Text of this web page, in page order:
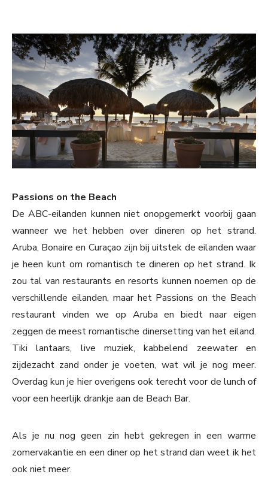
Passions on the Beach
De ABC-eilanden kunnen niet onopgemerkt voorbij gaan
wanneer we het hebben over dineren op het strand.
Aruba, Bonaire en Curaçao zijn bij uitstek de eilanden waar
je heen kunt om romantisch te dineren op het strand. Ik
zou tal van restaurants en resorts kunnen noemen op de
verschillende eilanden, maar het Passions on the Beach
restaurant vinden we op Aruba en biedt naar eigen
zeggen de meest romantische dinersetting van het eiland.
Tiki lantaars, live muziek, kabbelend zeewater en
zijdezacht zand onder je voeten, wat wil je nog meer.
Overdag kun je hier overigens ook terecht voor de lunch of
voor een heerlijk drankje aan de Beach Bar.
Als je nu nog geen zin hebt gekregen in een warme
zomervakantie en een diner op het strand dan weet ik het
ook niet meer.